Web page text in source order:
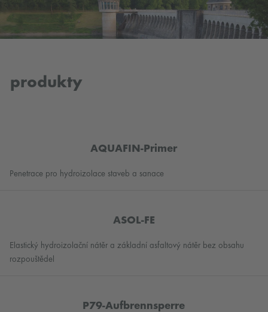
produkty
AQUAFIN-Primer
Penetrace pro hydroizolace staveb a sanace
ASOL-FE
Elastický hydroizolační nátěr a základní asfaltový nátěr bez obsahu
rozpouštědel
P79-Aufbrennsperre